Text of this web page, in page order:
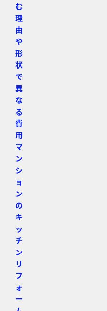
む
理
由
や
形
状
で
異
な
る
費
用
マ
ン
シ
ョ
ン
の
キ
ッ
チ
ン
リ
フ
ォ
ー